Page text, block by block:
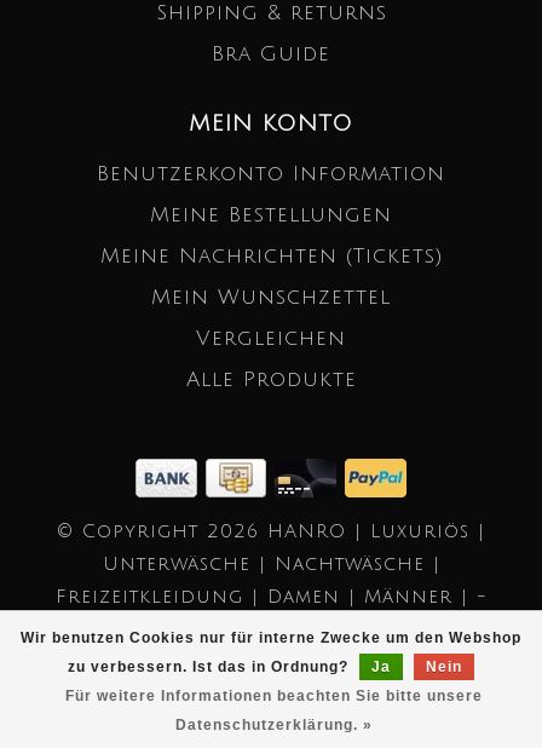
Wir benutzen Cookies nur für interne Zwecke um den Webshop
zu verbessern. Ist das in Ordnung?
Ja
Nein
Für weitere Informationen beachten Sie bitte unsere
Datenschutzerklärung. »
Shipping & returns
Bra Guide
MEIN KONTO
Benutzerkonto Information
Meine Bestellungen
Meine Nachrichten (Tickets)
Mein Wunschzettel
Vergleichen
Alle Produkte
© Copyright 2026 HANRO | Luxuriös |
Unterwäsche | Nachtwäsche |
Freizeitkleidung | Damen | Männer | -
Powered by
Lightspeed
- Theme by
Dyvelopment